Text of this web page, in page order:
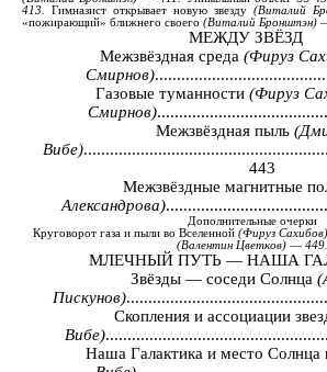
413. Гимназист открывает новую звезду (Виталий
«пожирающий» ближнего своего (Виталий Бронштэн)
МЕЖДУ ЗВЁЗД
Межзвёздная среда(Фируз
Смирнов)
Газовые туманности (Фируз
Смирнов)
Межзвёздная пыль
Вибе)
443
Межзвёздные магнитные
Александрова)
Дополнительные очерки
Круговорот газа и пыли во Вселенной (Фируз Сахибов
(Валентин Цветков)— 449.
МЛЕЧНЫЙ ПУТЬ — НАША
Звёзды — соседи Солнца
Пискунов)
Скопления и ассоциации
Вибе)
Наша Галактика и место Солнца